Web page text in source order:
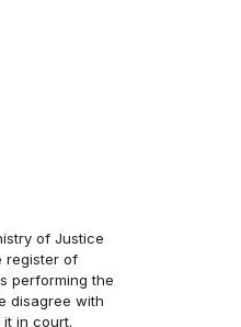
of Justice
register of
performing the
disagree with
in court.